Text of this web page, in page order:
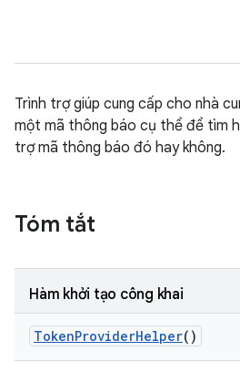
Trình trợ giúp cung cấp cho nhà
một mã thông báo cụ thể để tìm
trợ mã thông báo đó hay không.
Tóm tắt
Hàm khởi tạo công khai
TokenProviderHelper()